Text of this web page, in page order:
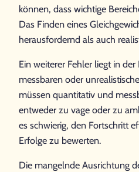
können, dass wichtige
Das Finden eines
herausfordernd als auch
Ein weiterer Fehler liegt in
messbaren oder
müssen quantitativ und
entweder zu vage oder zu
es schwierig, den Fortschritt
Erfolge zu bewerten.
Die mangelnde Ausrichtung